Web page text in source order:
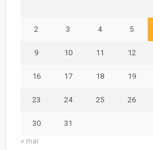
2 3 4 5
9 10 11 12
16 17 18 19
23 24 25 26
30
31
« mar